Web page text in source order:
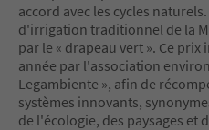
accord avec les cycles
d'irrigation traditionnel de la
par le « drapeau vert ». Ce
année par l'association
Legambiente », afin de
systèmes innovants,
de l'écologie, des paysages et